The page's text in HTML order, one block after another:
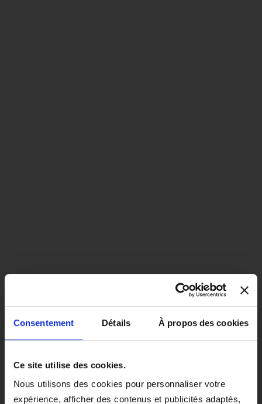
Consentement Détails À propos des cookies
Ce site utilise des cookies.
Nous utilisons des cookies pour personnaliser votre
expérience, afficher des contenus et publicités adaptés,
close
EN COLORIS NOIR, CE PRODUIT
SEPTEMBRE 2026.